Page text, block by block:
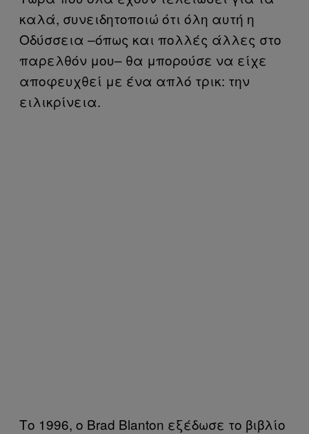
καλά, συνειδητοποιώ ότι όλη αυτή η
Οδύσσεια –όπως και πολλές άλλες στο
παρελθόν μου– θα μπορούσε να είχε
αποφευχθεί με ένα απλό τρικ: την
ειλικρίνεια.
Το 1996, ο Brad Blanton εξέδωσε το βιβλίο